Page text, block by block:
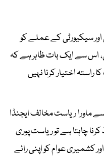
سیکیورٹی کے عملے کو
اس سے ایک بات ظاہر ہے کہ
راستہ اختیار کرنا نہیں
سے ماورا ریاست مخالف ایجنڈا
چاہتا ہے تو ریاست پوری
کشمیری عوام کو اپنی رائے